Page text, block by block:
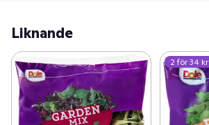
Liknande
2 för 34 kr